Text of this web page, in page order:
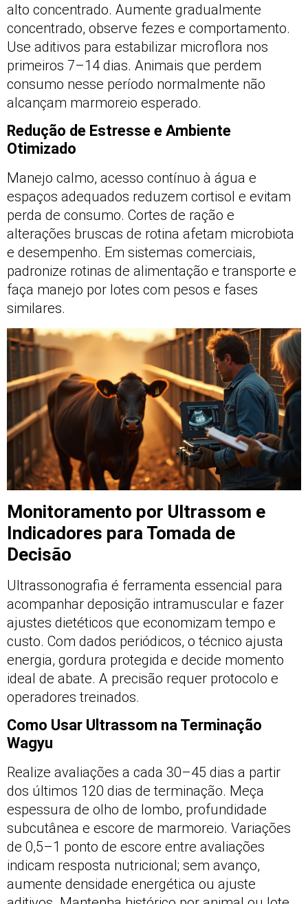
alto concentrado. Aumente gradualmente
concentrado, observe fezes e comportamento.
Use aditivos para estabilizar microflora nos
primeiros 7–14 dias. Animais que perdem
consumo nesse período normalmente não
alcançam marmoreio esperado.
Redução de Estresse e Ambiente
Otimizado
Manejo calmo, acesso contínuo à água e
espaços adequados reduzem cortisol e evitam
perda de consumo. Cortes de ração e
alterações bruscas de rotina afetam microbiota
e desempenho. Em sistemas comerciais,
padronize rotinas de alimentação e transporte e
faça manejo por lotes com pesos e fases
similares.
Monitoramento por Ultrassom e
Indicadores para Tomada de
Decisão
Ultrassonografia é ferramenta essencial para
acompanhar deposição intramuscular e fazer
ajustes dietéticos que economizam tempo e
custo. Com dados periódicos, o técnico ajusta
energia, gordura protegida e decide momento
ideal de abate. A precisão requer protocolo e
operadores treinados.
Como Usar Ultrassom na Terminação
Wagyu
Realize avaliações a cada 30–45 dias a partir
dos últimos 120 dias de terminação. Meça
espessura de olho de lombo, profundidade
subcutânea e escore de marmoreio. Variações
de 0,5–1 ponto de escore entre avaliações
indicam resposta nutricional; sem avanço,
aumente densidade energética ou ajuste